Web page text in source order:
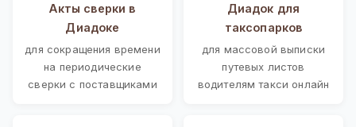
Акты сверки в
Диадоке
для сокращения времени
на периодические
сверки с поставщиками
Диадок для
таксопарков
для массовой выписки
путевых листов
водителям такси онлайн